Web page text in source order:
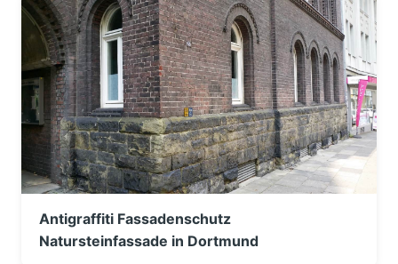
Antigraffiti Fassadenschutz
Natursteinfassade in Dortmund